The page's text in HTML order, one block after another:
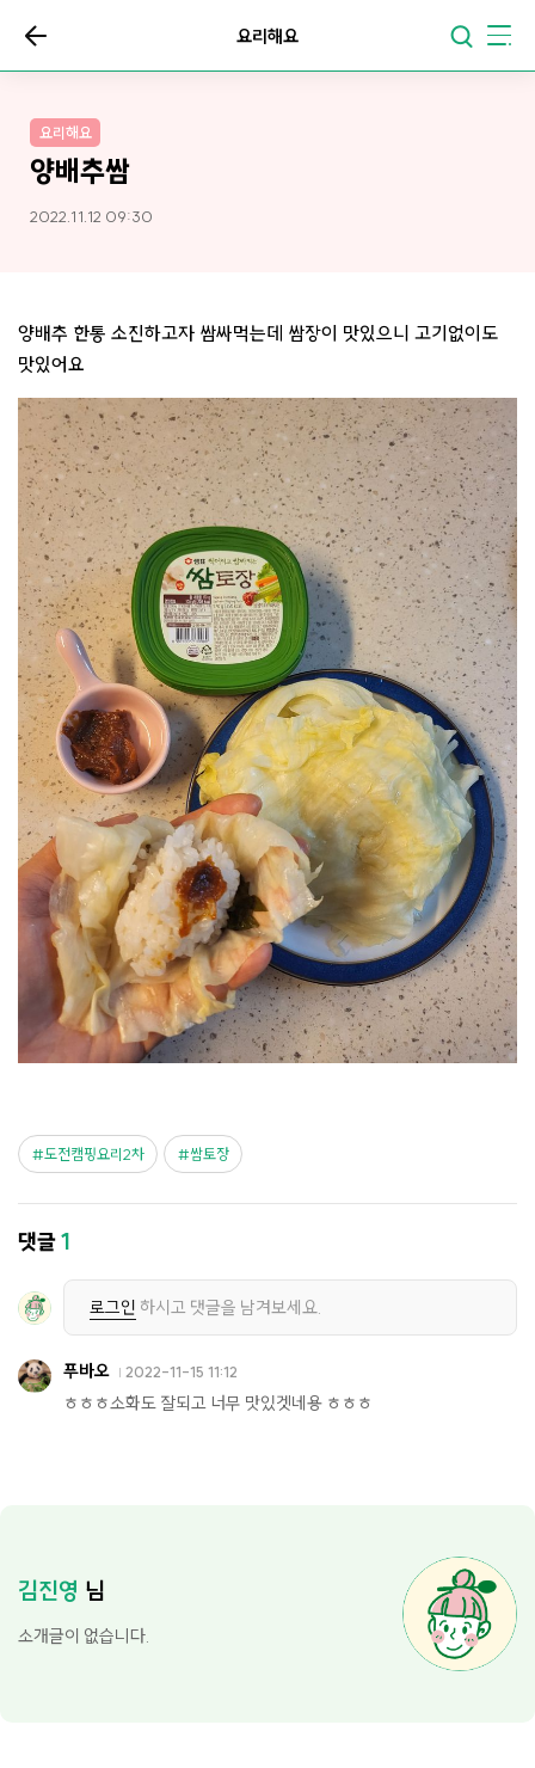
요리해요
요리해요
양배추쌈
2022.11.12 09:30
양배추 한통 소진하고자 쌈싸먹는데 쌈장이 맛있으니 고기없이도
맛있어요
도전캠핑요리2차 쌈토장
댓글1
로그인 하시고 댓글을 남겨보세요.
푸바오 2022-11-15 11:12
ㅎㅎㅎ소화도 잘되고 너무 맛있겟네용 ㅎㅎㅎ
김진영 님
소개글이 없습니다.